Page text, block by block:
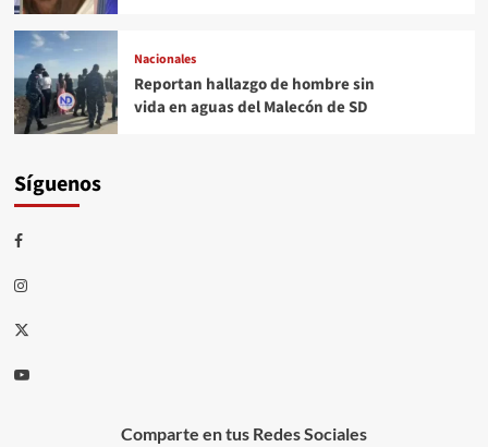
Nacionales
Reportan hallazgo de hombre sin
vida en aguas del Malecón de SD
Síguenos
Comparte en tus Redes Sociales